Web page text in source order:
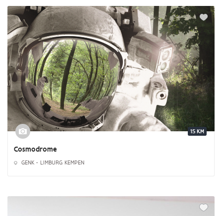
15 KM
Cosmodrome
GENK - LIMBURG KEMPEN